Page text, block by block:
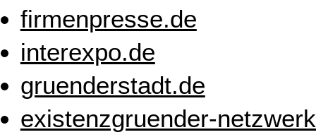
firmenpresse.de
interexpo.de
gruenderstadt.de
existenzgruender-